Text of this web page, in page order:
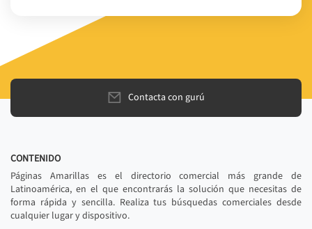
Contacta con gurú
CONTENIDO
Páginas Amarillas es el directorio comercial más grande de
Latinoamérica, en el que encontrarás la solución que necesitas de
forma rápida y sencilla. Realiza tus búsquedas comerciales desde
cualquier lugar y dispositivo.